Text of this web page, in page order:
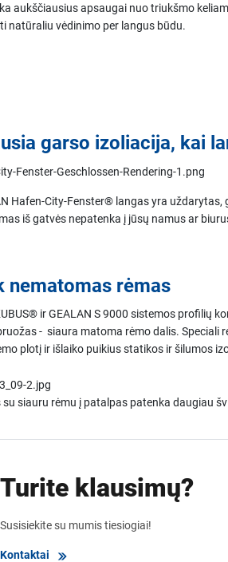
aukščiausius apsaugai nuo triukšmo
natūraliu vėdinimo per langus būdu.
garso izoliacija, kai
Hafen-City-Fenster® langas yra uždarytas,
iš gatvės nepatenka į jūsų namus ar
nematomas rėmas
ir GEALAN S 9000 sistemos profilių
- siaura matoma rėmo dalis. Speciali
plotį ir išlaiko puikius statikos ir šilumos
su siauru rėmu į patalpas patenka daugiau
Turite klausimų?
Susisiekite su mumis tiesiogiai!
Kontaktai